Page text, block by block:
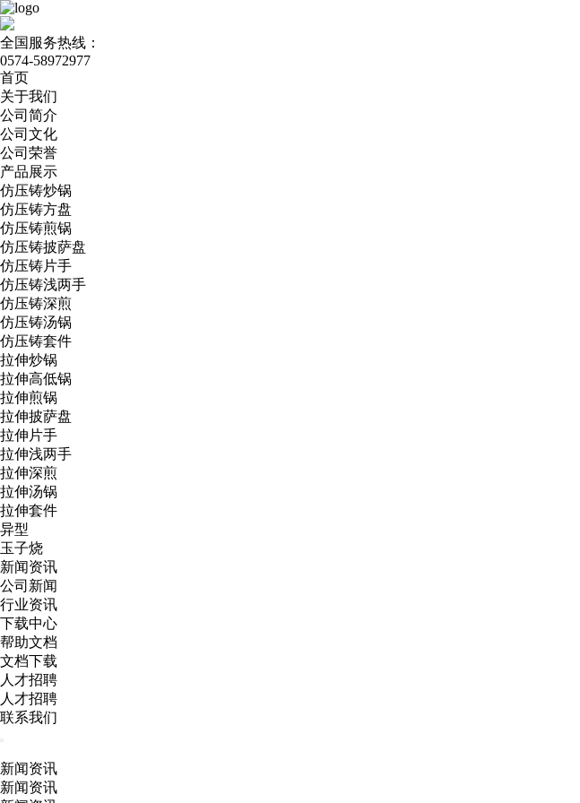
全国服务热线：
0574-58972977
首页
关于我们
公司简介
公司文化
公司荣誉
产品展示
仿压铸炒锅
仿压铸方盘
仿压铸煎锅
仿压铸披萨盘
仿压铸片手
仿压铸浅两手
仿压铸深煎
仿压铸汤锅
仿压铸套件
拉伸炒锅
拉伸高低锅
拉伸煎锅
拉伸披萨盘
拉伸片手
拉伸浅两手
拉伸深煎
拉伸汤锅
拉伸套件
异型
玉子烧
新闻资讯
公司新闻
行业资讯
下载中心
帮助文档
文档下载
人才招聘
人才招聘
联系我们
新闻资讯
新闻资讯